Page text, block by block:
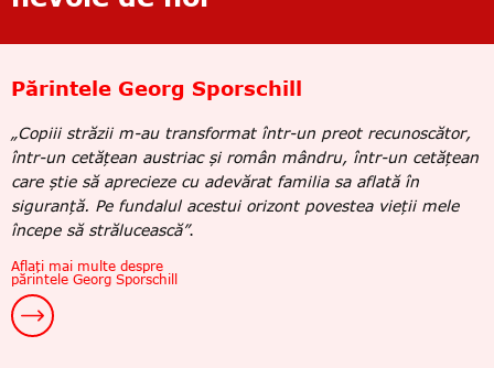
Părintele Georg Sporschill
„Copiii străzii m-au transformat într-un preot recunoscător,
într-un cetățean austriac și român mândru, într-un cetățean
care știe să aprecieze cu adevărat familia sa aflată în
siguranță. Pe fundalul acestui orizont povestea vieții mele
începe să strălucească”.
Aflați mai multe despre
părintele Georg Sporschill